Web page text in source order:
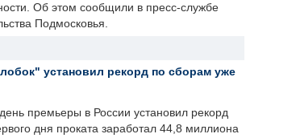
Об этом сообщили в пресс-службе
Подмосковья.
установил рекорд по сборам уже
премьеры в России установил рекорд
дня проката заработал 44,8 миллиона